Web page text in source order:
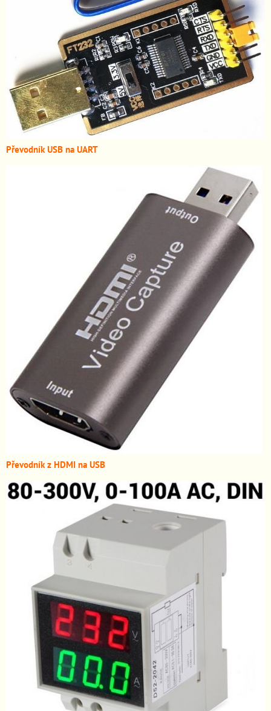
Převodník USB na UART
Převodník z HDMI na USB